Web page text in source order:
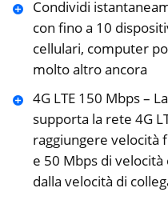
Condividi
con fino a 10
cellulari, computer
molto altro ancora
4G LTE 150 Mbps –
supporta la rete 4G
raggiungere velocità
e 50 Mbps di
dalla velocità di